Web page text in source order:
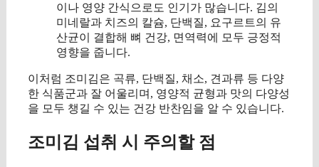
이나 영양 간식으로도 인기가 많습니다. 김의
미네랄과 치즈의 칼슘, 단백질, 요구르트의 유
산균이 결합해 뼈 건강, 면역력에 모두 긍정적
영향을 줍니다.
이처럼 조미김은 곡류, 단백질, 채소, 견과류 등 다양
한 식품군과 잘 어울리며, 영양적 균형과 맛의 다양성
을 모두 챙길 수 있는 건강 반찬임을 알 수 있습니다.
조미김 섭취 시 주의할 점